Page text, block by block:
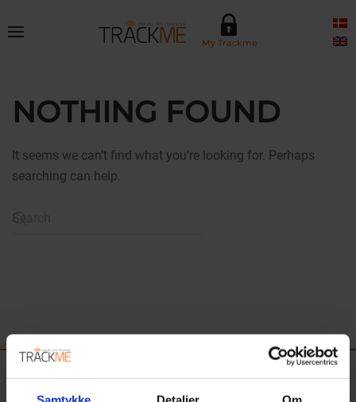
Skip to main content My Trackme
NOTHING FOUND
It seems we can’t find what you’re looking for. Perhaps
searching can help.